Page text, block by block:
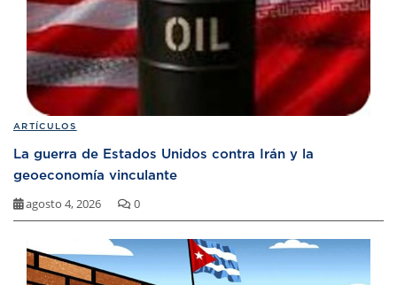
ARTÍCULOS
La guerra de Estados Unidos contra Irán y la
geoeconomía vinculante
agosto 4, 2026 0